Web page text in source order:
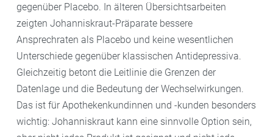
gegenüber Placebo. In älteren Übersichtsarbeiten
zeigten Johanniskraut-Präparate bessere
Ansprechraten als Placebo und keine wesentlichen
Unterschiede gegenüber klassischen Antidepressiva.
Gleichzeitig betont die Leitlinie die Grenzen der
Datenlage und die Bedeutung der Wechselwirkungen.
Das ist für Apothekenkundinnen und -kunden besonders
wichtig: Johanniskraut kann eine sinnvolle Option sein,